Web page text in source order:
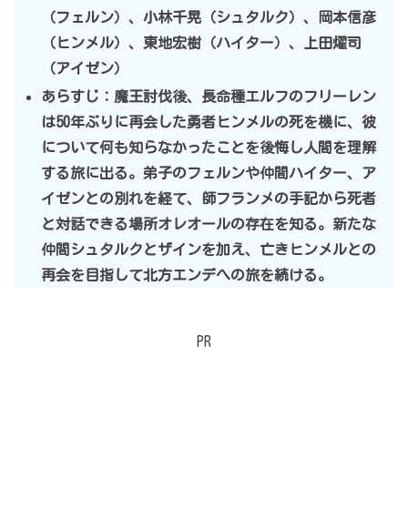
（フェルン）、小林千晃（シュタルク）、岡本信彦
（ヒンメル）、東地宏樹（ハイター）、上田燿司
（アイゼン）
あらすじ：魔王討伐後、長命種エルフのフリーレン
は50年ぶりに再会した勇者ヒンメルの死を機に、彼
について何も知らなかったことを後悔し人間を理解
する旅に出る。弟子のフェルンや仲間ハイター、ア
イゼンとの別れを経て、師フランメの手記から死者
と対話できる場所オレオールの存在を知る。新たな
仲間シュタルクとザインを加え、亡きヒンメルとの
再会を目指して北方エンデへの旅を続ける。
PR